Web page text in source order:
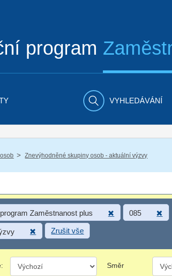
program
VYHLEDÁVÁNÍ
/ Znevýhodněné skupiny osob - aktuální výzvy
Zaměstnanost plus 085
Zrušit vše
Směr